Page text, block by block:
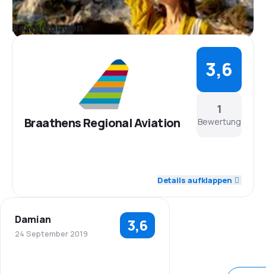
Bewertungen
Braathens Regional Aviation
1
Bewertung
3,6
Flugnetz
Details aufklappen
Damian
24 September 2019 3,6